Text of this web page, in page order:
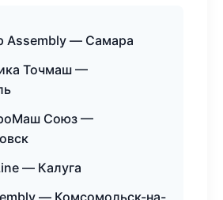
Assembly — Самара
Точмаш —
Союз —
— Калуга
— Комсомольск-на-